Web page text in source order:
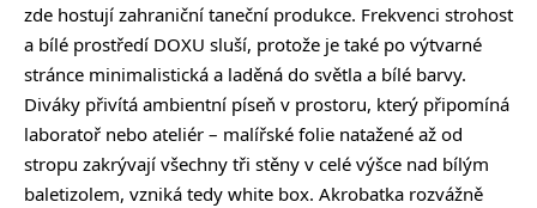
zde hostují zahraniční taneční produkce. Frekvenci strohost
a bílé prostředí DOXU sluší, protože je také po výtvarné
stránce minimalistická a laděná do světla a bílé barvy.
Diváky přivítá ambientní píseň v prostoru, který připomíná
laboratoř nebo ateliér – malířské folie natažené až od
stropu zakrývají všechny tři stěny v celé výšce nad bílým
baletizolem, vzniká tedy white box. Akrobatka rozvážně